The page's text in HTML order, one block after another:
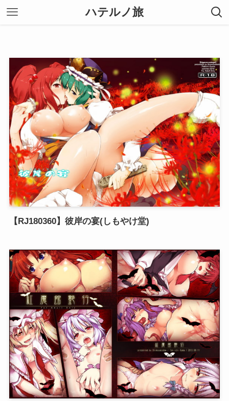
ハテルノ旅
【RJ180360】彼岸の宴(しもやけ堂)